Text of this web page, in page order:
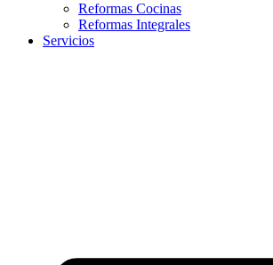
Reformas Cocinas
Reformas Integrales
Servicios